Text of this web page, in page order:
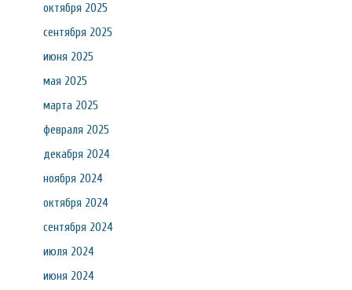
октября 2025
сентября 2025
июня 2025
мая 2025
марта 2025
февраля 2025
декабря 2024
ноября 2024
октября 2024
сентября 2024
июля 2024
июня 2024